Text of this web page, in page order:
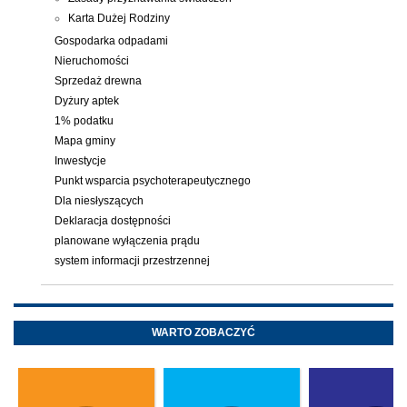
Karta Dużej Rodziny
Gospodarka odpadami
Nieruchomości
Sprzedaż drewna
Dyżury aptek
1% podatku
Mapa gminy
Inwestycje
Punkt wsparcia psychoterapeutycznego
Dla niesłyszących
Deklaracja dostępności
planowane wyłączenia prądu
system informacji przestrzennej
WARTO ZOBACZYĆ